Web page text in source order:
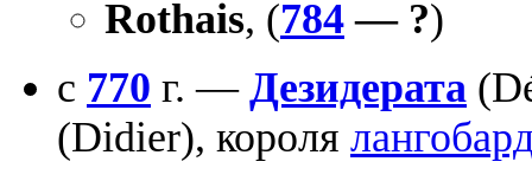
Rothais, (784 — ?)
с 770 г. — Дезидерата
(Didier), короля